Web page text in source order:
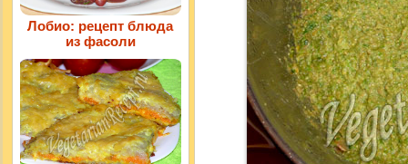
Лобио: рецепт блюда
из фасоли